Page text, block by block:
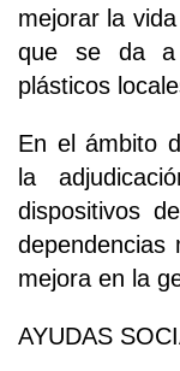
mejorar la
que se da a
plásticos
En el ámbito
la
dispositivos
dependencias
mejora en la
AYUDAS